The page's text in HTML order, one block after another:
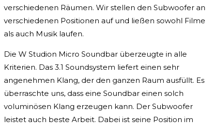
verschiedenen Räumen. Wir stellen den Subwoofer an
verschiedenen Positionen auf und ließen sowohl Filme
als auch Musik laufen.
Die W Studion Micro Soundbar überzeugte in alle
Kriterien. Das 3.1 Soundsystem liefert einen sehr
angenehmen Klang, der den ganzen Raum ausfüllt. Es
überraschte uns, dass eine Soundbar einen solch
voluminösen Klang erzeugen kann. Der Subwoofer
leistet auch beste Arbeit. Dabei ist seine Position im